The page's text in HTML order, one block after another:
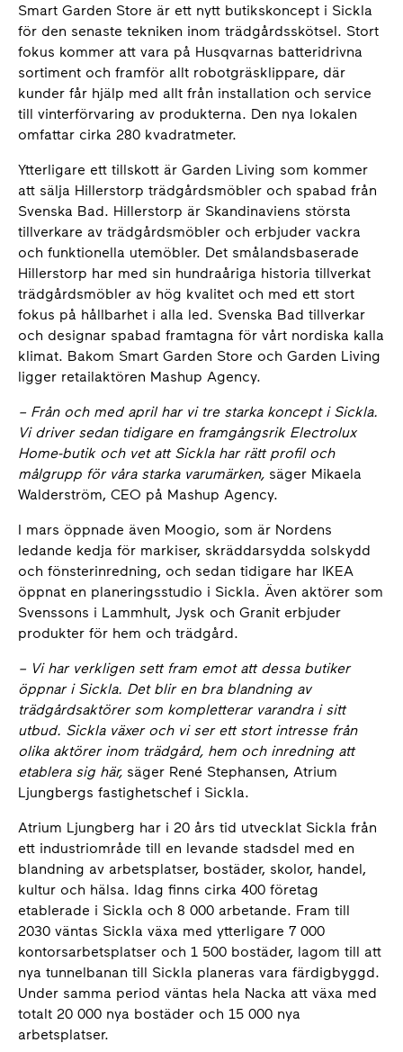
Smart Garden Store är ett nytt butikskoncept i Sickla
för den senaste tekniken inom trädgårdsskötsel. Stort
fokus kommer att vara på Husqvarnas batteridrivna
sortiment och framför allt robotgräsklippare, där
kunder får hjälp med allt från installation och service
till vinterförvaring av produkterna. Den nya lokalen
omfattar cirka 280 kvadratmeter.
Ytterligare ett tillskott är Garden Living som kommer
att sälja Hillerstorp trädgårdsmöbler och spabad från
Svenska Bad. Hillerstorp är Skandinaviens största
tillverkare av trädgårdsmöbler och erbjuder vackra
och funktionella utemöbler. Det smålandsbaserade
Hillerstorp har med sin hundraåriga historia tillverkat
trädgårdsmöbler av hög kvalitet och med ett stort
fokus på hållbarhet i alla led. Svenska Bad tillverkar
och designar spabad framtagna för vårt nordiska kalla
klimat. Bakom Smart Garden Store och Garden Living
ligger retailaktören Mashup Agency.
– Från och med april har vi tre starka koncept i Sickla.
Vi driver sedan tidigare en framgångsrik Electrolux
Home-butik och vet att Sickla har rätt profil och
målgrupp för våra starka varumärken, säger Mikaela
Walderström, CEO på Mashup Agency.
I mars öppnade även Moogio, som är Nordens
ledande kedja för markiser, skräddarsydda solskydd
och fönsterinredning, och sedan tidigare har IKEA
öppnat en planeringsstudio i Sickla. Även aktörer som
Svenssons i Lammhult, Jysk och Granit erbjuder
produkter för hem och trädgård.
– Vi har verkligen sett fram emot att dessa butiker
öppnar i Sickla. Det blir en bra blandning av
trädgårdsaktörer som kompletterar varandra i sitt
utbud. Sickla växer och vi ser ett stort intresse från
olika aktörer inom trädgård, hem och inredning att
etablera sig här, säger René Stephansen, Atrium
Ljungbergs fastighetschef i Sickla.
Atrium Ljungberg har i 20 års tid utvecklat Sickla från
ett industriområde till en levande stadsdel med en
blandning av arbetsplatser, bostäder, skolor, handel,
kultur och hälsa. Idag finns cirka 400 företag
etablerade i Sickla och 8 000 arbetande. Fram till
2030 väntas Sickla växa med ytterligare 7 000
kontorsarbetsplatser och 1 500 bostäder, lagom till att
nya tunnelbanan till Sickla planeras vara färdigbyggd.
Under samma period väntas hela Nacka att växa med
totalt 20 000 nya bostäder och 15 000 nya
arbetsplatser.